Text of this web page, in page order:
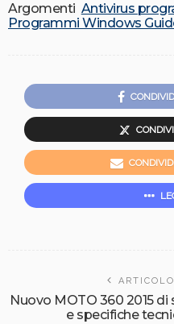
Argomenti Antivirus
Programmi Windows
Nuovo MOTO 360 2015
e specifiche